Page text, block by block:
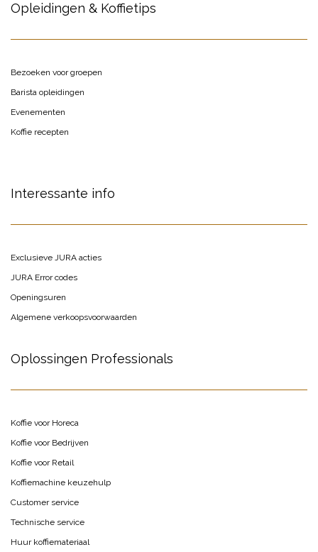
Opleidingen & Koffietips
Bezoeken voor groepen
Barista opleidingen
Evenementen
Koffie recepten
Interessante info
Exclusieve JURA acties
JURA Error codes
Openingsuren
Algemene verkoopsvoorwaarden
Oplossingen Professionals
Koffie voor Horeca
Koffie voor Bedrijven
Koffie voor Retail
Koffiemachine keuzehulp
Customer service
Technische service
Huur koffiemateriaal